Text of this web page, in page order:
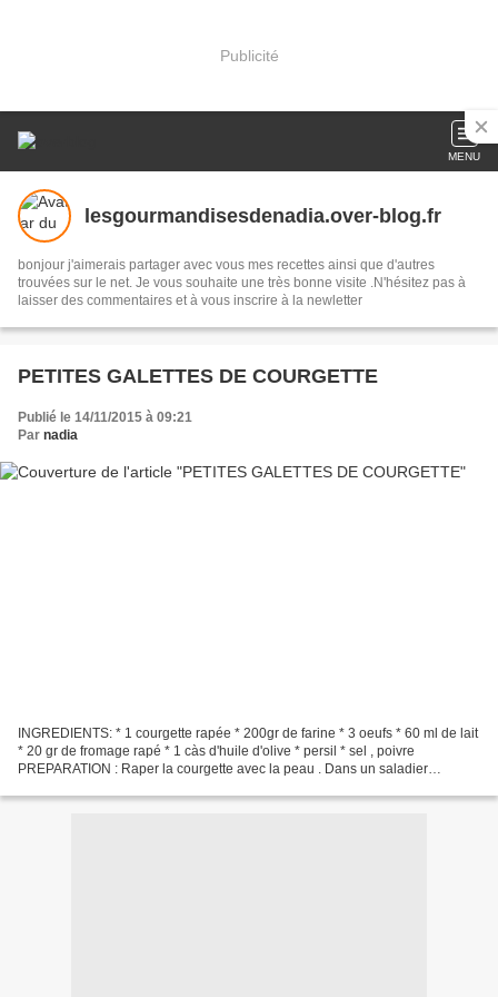
Publicité
MENU
lesgourmandisesdenadia.over-blog.fr
bonjour j'aimerais partager avec vous mes recettes ainsi que d'autres
trouvées sur le net. Je vous souhaite une très bonne visite .N'hésitez pas à
laisser des commentaires et à vous inscrire à la newletter
PETITES GALETTES DE COURGETTE
Publié le 14/11/2015 à 09:21
Par nadia
INGREDIENTS: * 1 courgette rapée * 200gr de farine * 3 oeufs * 60 ml de lait
* 20 gr de fromage rapé * 1 càs d'huile d'olive * persil * sel , poivre
PREPARATION : Raper la courgette avec la peau . Dans un saladier